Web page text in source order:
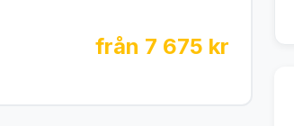
från 7 675 kr